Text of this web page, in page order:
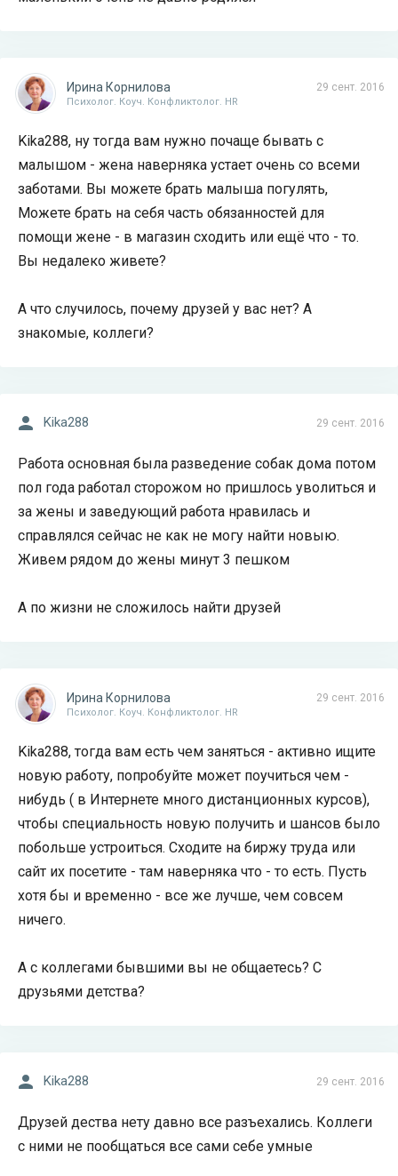
29 сент. 2016
Ирина Корнилова
Психолог. Коуч. Конфликтолог. HR
Kika288, ну тогда вам нужно почаще бывать с
малышом - жена наверняка устает очень со всеми
заботами. Вы можете брать малыша погулять,
Можете брать на себя часть обязанностей для
помощи жене - в магазин сходить или ещё что - то.
Вы недалеко живете?
А что случилось, почему друзей у вас нет? А
знакомые, коллеги?
29 сент. 2016
Kika288
Работа основная была разведение собак дома потом
пол года работал сторожом но пришлось уволиться и
за жены и заведующий работа нравилась и
справлялся сейчас не как не могу найти новыю.
Живем рядом до жены минут 3 пешком
А по жизни не сложилось найти друзей
29 сент. 2016
Ирина Корнилова
Психолог. Коуч. Конфликтолог. HR
Kika288, тогда вам есть чем заняться - активно ищите
новую работу, попробуйте может поучиться чем -
нибудь ( в Интернете много дистанционных курсов),
чтобы специальность новую получить и шансов было
побольше устроиться. Сходите на биржу труда или
сайт их посетите - там наверняка что - то есть. Пусть
хотя бы и временно - все же лучше, чем совсем
ничего.
А с коллегами бывшими вы не общаетесь? С
друзьями детства?
29 сент. 2016
Kika288
Друзей дества нету давно все разъехались. Коллеги
с ними не пообщаться все сами себе умные